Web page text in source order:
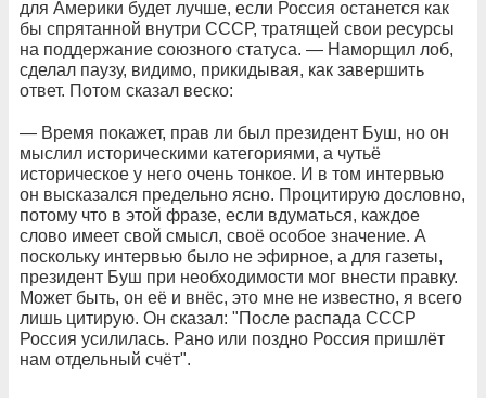
для Америки будет лучше, если Россия останется как
бы спрятанной внутри СССР, тратящей свои ресурсы
на поддержание союзного статуса. — Наморщил лоб,
сделал паузу, видимо, прикидывая, как завершить
ответ. Потом сказал веско:
— Время покажет, прав ли был президент Буш, но он
мыслил историческими категориями, а чутьё
историческое у него очень тонкое. И в том интервью
он высказался предельно ясно. Процитирую дословно,
потому что в этой фразе, если вдуматься, каждое
слово имеет свой смысл, своё особое значение. А
поскольку интервью было не эфирное, а для газеты,
президент Буш при необходимости мог внести правку.
Может быть, он её и внёс, это мне не известно, я всего
лишь цитирую. Он сказал: "После распада СССР
Россия усилилась. Рано или поздно Россия пришлёт
нам отдельный счёт".